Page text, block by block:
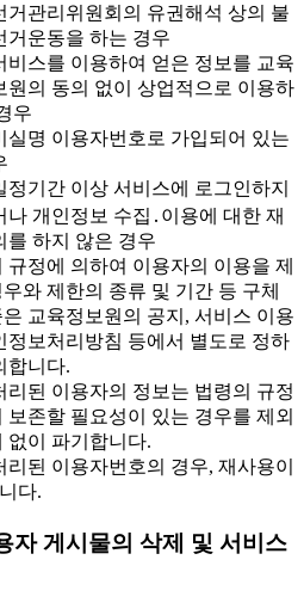
거관리위원회의 유권해석 상의 불
거운동을 하는 경우
비스를 이용하여 얻은 정보를 교육
원의 동의 없이 상업적으로 이용하
우
실명 이용자번호로 가입되어 있는
정기간 이상 서비스에 로그인하지
나 개인정보 수집․이용에 대한 재
를 하지 않은 경우
정에 의하여 이용자의 이용을 제
와 제한의 종류 및 기간 등 구체
교육정보원의 공지, 서비스 이용
정보처리방침 등에서 별도로 정하
합니다.
된 이용자의 정보는 법령의 규정
보존할 필요성이 있는 경우를 제외
없이 파기합니다.
된 이용자번호의 경우, 재사용이
다.
자 게시물의 삭제 및 서비스